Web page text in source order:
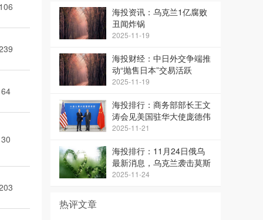
106
64
30
海投资讯：乌克兰1亿腐败
丑闻炸锅
2025-11-19
海投财经：中日外交争端推
动“抛售日本”交易活跃
2025-11-19
海投排行：商务部部长王文
涛会见美国驻华大使庞德伟
2025-11-21
海投排行：11月24日俄乌
最新消息，乌克兰袭击莫斯
科
2025-11-24
热评文章